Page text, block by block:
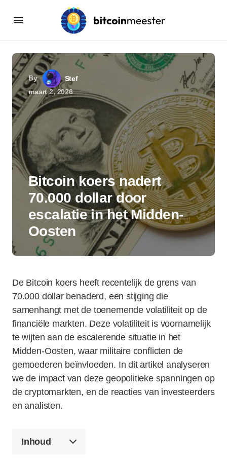
By
Stef
maart 2, 2026
Bitcoin koers nadert
70.000 dollar door
escalatie in het Midden-
Oosten
De Bitcoin koers heeft recentelijk de grens van
70.000 dollar benaderd, een stijging die
samenhangt met de toenemende volatiliteit op de
financiële markten. Deze volatiliteit is voornamelijk
te wijten aan de escalerende situatie in het
Midden-Oosten, waar militaire conflicten de
gemoederen beïnvloeden. In dit artikel analyseren
we de impact van deze geopolitieke spanningen op
de cryptomarkten, en de reacties van investeerders
en analisten.
Inhoud